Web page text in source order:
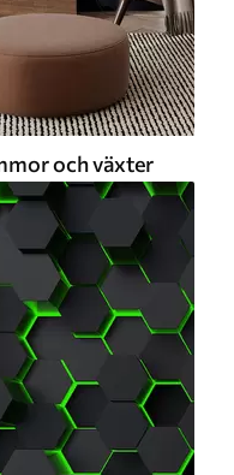
och växter